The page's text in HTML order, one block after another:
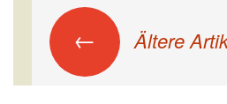
Beitrags-
← Ältere